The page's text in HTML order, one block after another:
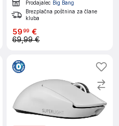
Prodajalec Big Bang
Brezplačna poštnina za člane
kluba
5999 €
69,99 €